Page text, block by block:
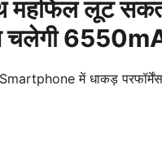
लूट
में धाकड़